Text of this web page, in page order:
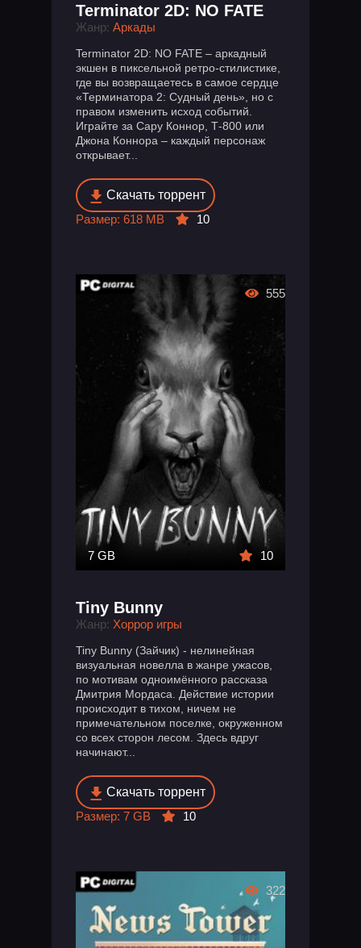
Terminator 2D: NO FATE
Жанр: Аркады
Terminator 2D: NO FATE – аркадный
экшен в пиксельной ретро-стилистике,
где вы возвращаетесь в самое сердце
«Терминатора 2: Судный день», но с
правом изменить исход событий.
Играйте за Сару Коннор, Т-800 или
Джона Коннора – каждый персонаж
открывает...
Скачать торрент
Размер: 618 MB
10
7 GB 10
Tiny Bunny
Жанр: Хоррор игры
Tiny Bunny (Зайчик) - нелинейная
визуальная новелла в жанре ужасов,
по мотивам одноимённого рассказа
Дмитрия Мордаса. Действие истории
происходит в тихом, ничем не
примечательном поселке, окруженном
со всех сторон лесом. Здесь вдруг
начинают...
Скачать торрент
Размер: 7 GB
10
555
322